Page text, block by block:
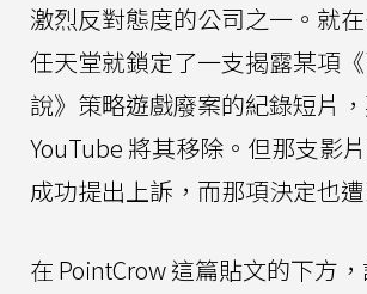
激烈反對態度的公司之一。就在
任天堂就鎖定了一支揭露某項
說》策略遊戲廢案的紀錄短片
YouTube 將其移除。但那支影
成功提出上訴，而那項決定也遭
在 PointCrow 這篇貼文的下方